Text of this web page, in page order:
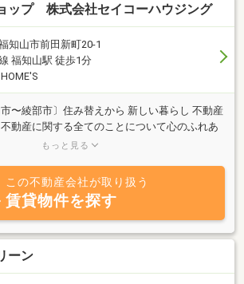
ップ 株式会社セイコーハウジング
知山市前田新町20-1
福知山駅 徒歩1分
〜綾部市〕住み替えから 新しい暮らし 不動産
動産に関する全てのことについて心のふれあ
応えしています。地元に親しまれ地域にお応
もっと見る
この不動産会社が取り扱う
賃貸物件を探す
ーン